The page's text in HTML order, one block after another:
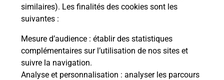
similaires). Les finalités des cookies sont les
suivantes :
Mesure d’audience : établir des statistiques
complémentaires sur l’utilisation de nos sites et
suivre la navigation.
Analyse et personnalisation : analyser les parcours
Boîte aux lettres La Poste
Prochaine collecte du courriervendredià
Le lien s'ouvre dans un nouvel onglet